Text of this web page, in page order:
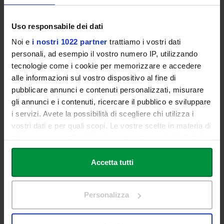
Uso responsabile dei dati
Noi e i nostri 1022 partner trattiamo i vostri dati
personali, ad esempio il vostro numero IP, utilizzando
tecnologie come i cookie per memorizzare e accedere
alle informazioni sul vostro dispositivo al fine di
pubblicare annunci e contenuti personalizzati, misurare
gli annunci e i contenuti, ricercare il pubblico e sviluppare
i servizi. Avete la possibilità di scegliere chi utilizza i
vostri dati e per quali scopi. Le vostre scelte in materia di
in cui avete effettuato le vostre scelte. È possibile
modificare o revocare il proprio consenso in qualsiasi
momento dalla Dichiarazione sui cookie o facendo clic
Con il tuo consenso, vorremmo anche:
Accetta tutti
Personalizza
Realizzata con il contributo del Bando di Avvio alla Ricerca 2016
Introduce e modera
Università degli Studi LINK
Presenta
Maria Pia DI NONNO
Phd in Storia dell'Europa, Università La Sapienza di Roma
ore 17:10 - 17:15
ore 17:15 - 17:30
Università La Sapienza di Roma